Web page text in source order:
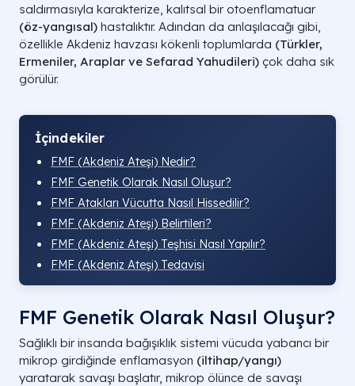
saldırmasıyla karakterize, kalıtsal bir otoenflamatuar
(öz-yangısal) hastalıktır. Adından da anlaşılacağı gibi,
özellikle Akdeniz havzası kökenli toplumlarda (Türkler,
Ermeniler, Araplar ve Sefarad Yahudileri) çok daha sık
görülür.
İçindekiler
FMF (Akdeniz Ateşi) Nedir?
FMF Genetik Olarak Nasıl Oluşur?
FMF Atakları Vücutta Nasıl Hissedilir?
FMF (Akdeniz Ateşi) Belirtileri?
FMF (Akdeniz Ateşi) Teşhisi Nasıl Yapılır?
FMF (Akdeniz Ateşi) Tedavisi
FMF Genetik Olarak Nasıl Oluşur?
Sağlıklı bir insanda bağışıklık sistemi vücuda yabancı bir
mikrop girdiğinde enflamasyon (iltihap/yangı)
yaratarak savaşı başlatır, mikrop ölünce de savaşı